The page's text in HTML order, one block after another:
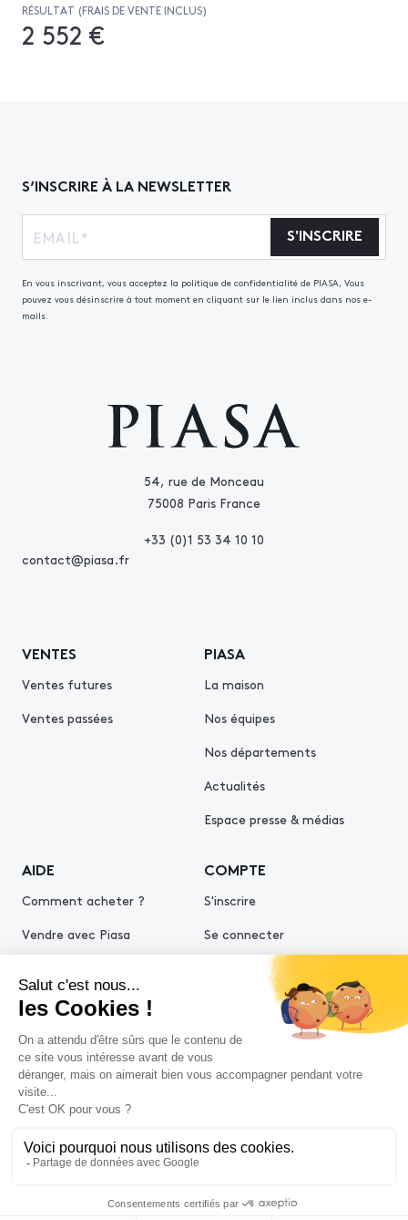
RÉSULTAT (FRAIS DE VENTE INCLUS)
2 552 €
54, rue de Monceau
75008 Paris France
+33 (0)1 53 34 10 10
contact@piasa.fr
VENTES
Ventes futures
Ventes passées
PIASA
La maison
Nos équipes
Nos départements
Actualités
Espace presse & médias
AIDE
Comment acheter ?
Vendre avec Piasa
COMPTE
S'inscrire
Se connecter
S’INSCRIRE À LA NEWSLETTER
S'INSCRIRE
En vous inscrivant, vous acceptez la politique de confidentialité de PIASA, Vous
pouvez vous désinscrire à tout moment en cliquant sur le lien inclus dans nos e-
mails.
Politiques de confidentialitéPolitique cookies
Conditions générales d'utilisation